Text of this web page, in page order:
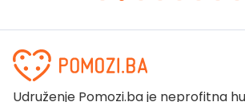
Udruženje Pomozi.ba je neprofitna